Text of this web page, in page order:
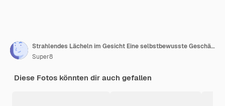
Strahlendes Lächeln im Gesicht Eine selbstbewusste Geschäftsfrau in einem weißen Pullover und einer schwarzen Hose Gekreuzte Hände
Super8
Diese Fotos könnten dir auch gefallen